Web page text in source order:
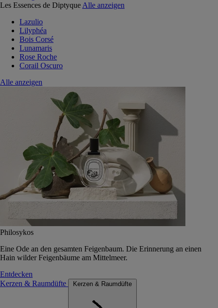
Les Essences de Diptyque Alle anzeigen
Lazulio
Lilyphéa
Bois Corsé
Lunamaris
Rose Roche
Corail Oscuro
Alle anzeigen
Philosykos
Eine Ode an den gesamten Feigenbaum. Die Erinnerung an einen
Hain wilder Feigenbäume am Mittelmeer.
Entdecken
Kerzen & Raumdüfte
Kerzen & Raumdüfte